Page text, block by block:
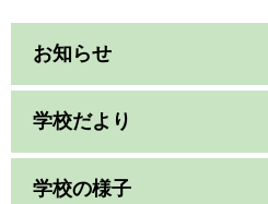
お知らせ
学校だより
学校の様子